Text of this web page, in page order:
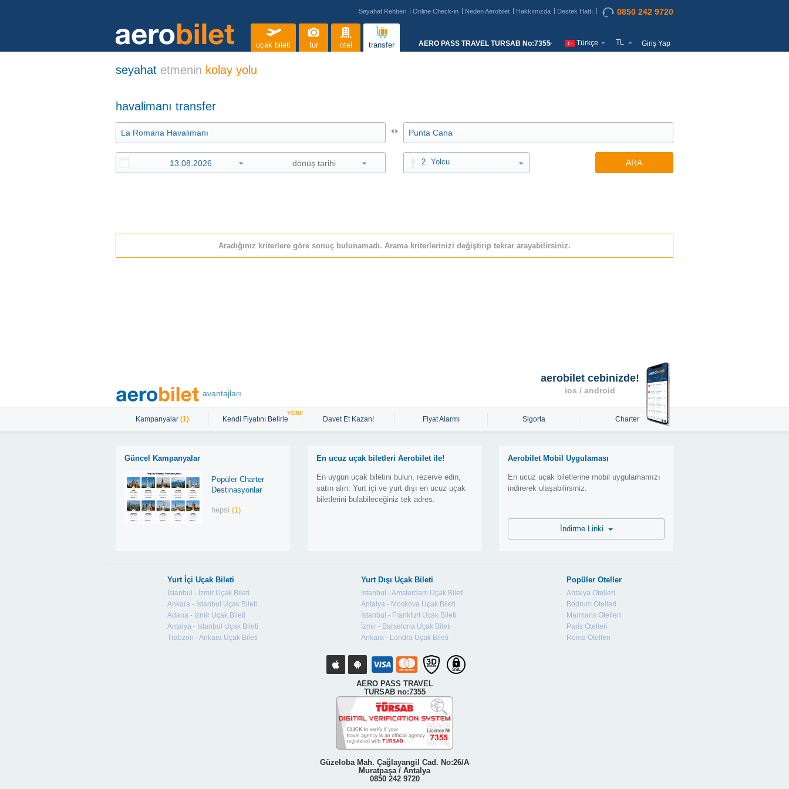
Seyahat Rehberi Online Check-in Neden Aerobilet Hakkımızda Destek Hattı 0850 242 9720
uçak bileti tur otel transfer AERO PASS TRAVEL TURSAB No:7355 Türkçe TL Giriş Yap
seyahat etmenin kolay yolu
havalimanı transfer
2 Yolcu ARA
Aradığınız kriterlere göre sonuç bulunamadı. Arama kriterlerinizi değiştirip tekrar arayabilirsiniz.
avantajları
Kampanyalar (1) Kendi Fiyatını Belirle
YENİ!
Davet Et Kazan! Fiyat Alarmı Sigorta Charter
Güncel Kampanyalar
Popüler Charter
Destinasyonlar
hepsi(1)
En ucuz uçak biletleri Aerobilet ile!
En uygun uçak biletini bulun, rezerve edin,
satın alın. Yurt içi ve yurt dışı en ucuz uçak
biletlerini bulabileceğiniz tek adres.
aerobilet cebinizde!
ios / android
Aerobilet Mobil Uygulaması
En ucuz uçak biletlerine mobil uygulamamızı
indirerek ulaşabilirsiniz.
Yurt İçi Uçak Bileti
İstanbul - İzmir Uçak Bileti
Ankara - İstanbul Uçak Bileti
Adana - İzmir Uçak Bileti
Antalya - İstanbul Uçak Bileti
Trabzon - Ankara Uçak Bileti
Yurt Dışı Uçak Bileti
İstanbul - Amsterdam Uçak Bileti
Antalya - Moskova Uçak Bileti
İstanbul - Frankfurt Uçak Bileti
İzmir - Barselona Uçak Bileti
Ankara - Londra Uçak Bileti
Popüler Oteller
Antalya Otelleri
Bodrum Otelleri
Marmaris Otelleri
Paris Otelleri
Roma Otelleri
AERO PASS TRAVEL
TURSAB no:7355
Güzeloba Mah. Çağlayangil Cad. No:26/A
Muratpaşa / Antalya
0850 242 9720